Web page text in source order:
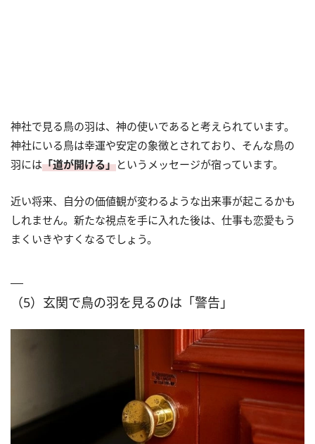
神社で見る鳥の羽は、神の使いであると考えられています。
神社にいる鳥は幸運や安定の象徴とされており、そんな鳥の
羽には「道が開ける」というメッセージが宿っています。
近い将来、自分の価値観が変わるような出来事が起こるかも
しれません。新たな視点を手に入れた後は、仕事も恋愛もう
まくいきやすくなるでしょう。
（5）玄関で鳥の羽を見るのは「警告」